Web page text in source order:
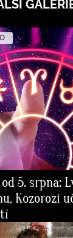
5. srpna:
Kozorozi